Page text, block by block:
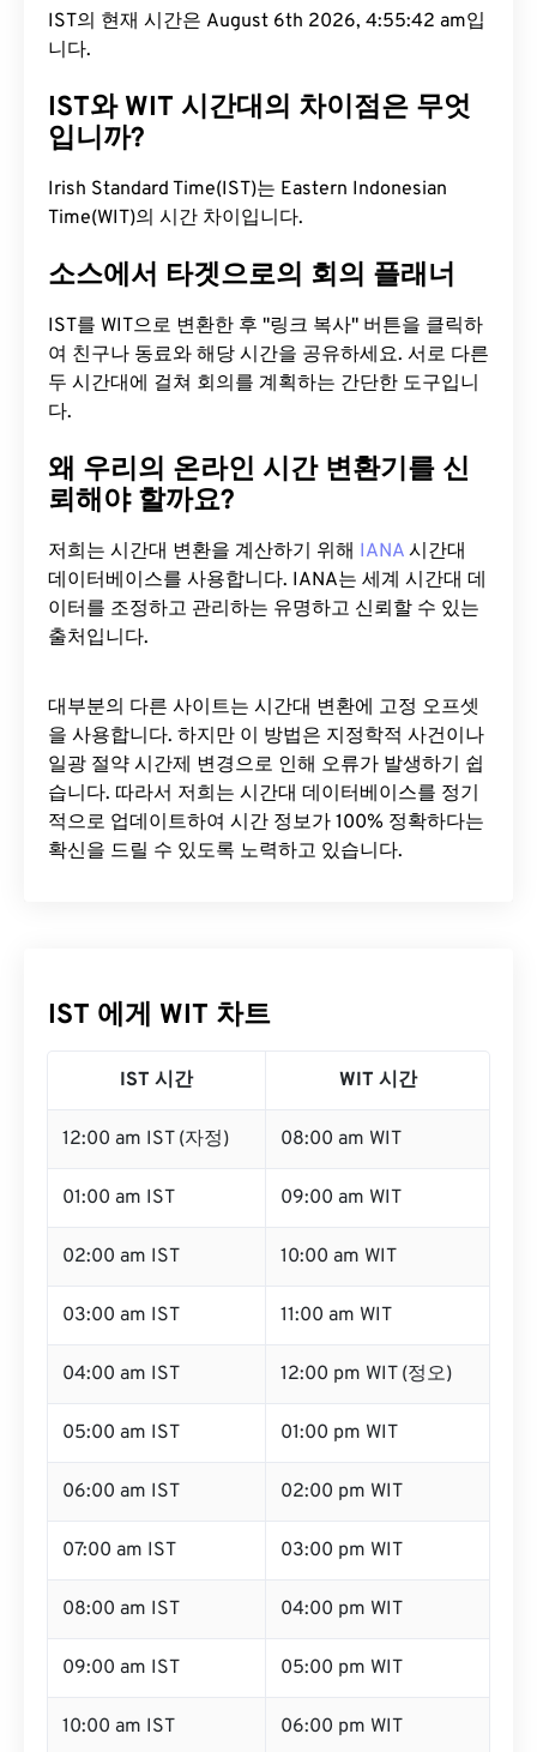
IST의 현재 시간은 August 6th 2026, 4:55:43 am입
니다.
IST와 WIT 시간대의 차이점은 무엇
입니까?
Irish Standard Time(IST)는 Eastern Indonesian
Time(WIT)의 시간 차이입니다.
소스에서 타겟으로의 회의 플래너
IST를 WIT으로 변환한 후 "링크 복사" 버튼을 클릭하
여 친구나 동료와 해당 시간을 공유하세요. 서로 다른
두 시간대에 걸쳐 회의를 계획하는 간단한 도구입니
다.
왜 우리의 온라인 시간 변환기를 신
뢰해야 할까요?
저희는 시간대 변환을 계산하기 위해 IANA 시간대
데이터베이스를 사용합니다. IANA는 세계 시간대 데
이터를 조정하고 관리하는 유명하고 신뢰할 수 있는
출처입니다.
대부분의 다른 사이트는 시간대 변환에 ​​고정 오프셋
을 사용합니다. 하지만 이 방법은 지정학적 사건이나
일광 절약 시간제 변경으로 인해 오류가 발생하기 쉽
습니다. 따라서 저희는 시간대 데이터베이스를 정기
적으로 업데이트하여 시간 정보가 100% 정확하다는
확신을 드릴 수 있도록 노력하고 있습니다.
IST 에게 WIT 차트
IST 시간 WIT 시간
12:00 am IST (자정) 08:00 am WIT
01:00 am IST 09:00 am WIT
02:00 am IST 10:00 am WIT
03:00 am IST 11:00 am WIT
04:00 am IST 12:00 pm WIT (정오)
05:00 am IST 01:00 pm WIT
06:00 am IST 02:00 pm WIT
07:00 am IST 03:00 pm WIT
08:00 am IST 04:00 pm WIT
09:00 am IST 05:00 pm WIT
10:00 am IST 06:00 pm WIT